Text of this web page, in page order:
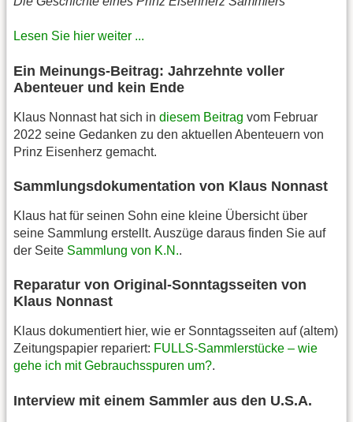
Lesen Sie hier weiter ...
Ein Meinungs-Beitrag: Jahrzehnte voller
Abenteuer und kein Ende
Klaus Nonnast hat sich in diesem Beitrag vom Februar
2022 seine Gedanken zu den aktuellen Abenteuern von
Prinz Eisenherz gemacht.
Sammlungsdokumentation von Klaus Nonnast
Klaus hat für seinen Sohn eine kleine Übersicht über
seine Sammlung erstellt. Auszüge daraus finden Sie auf
der Seite Sammlung von K.N..
Reparatur von Original-Sonntagsseiten von
Klaus Nonnast
Klaus dokumentiert hier, wie er Sonntagsseiten auf (altem)
Zeitungspapier repariert: FULLS-Sammlerstücke – wie
gehe ich mit Gebrauchsspuren um?.
Interview mit einem Sammler aus den U.S.A.